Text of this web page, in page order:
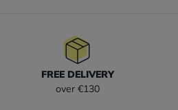
FREE DELIVERY
over €130